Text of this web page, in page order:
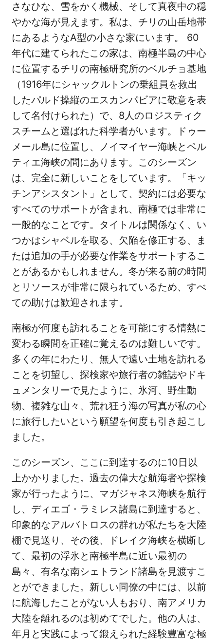
さなひな、雪をかく機械、そして真夜中の穏
やかな海が見えます。私は、チリの山岳地帯
にあるようなA型の小さな家にいます。 60
年代に建てられたこの家は、南極半島の中心
に位置するチリの南極研究所のベルチョ基地
（1916年にシャックルトンの乗組員を救出
したパルド操縦のエスカンパビアに敬意を表
して名付けられた）で、8人のロジスティク
スチームと選ばれた科学者がいます。ドゥー
メール島に位置し、ノイマイヤー海峡とペル
ティエ海峡の間にあります。このシーズン
は、完全に新しいことをしています。「キッ
チンアシスタント」として、契約には必要な
すべてのサポートが含まれ、南極では非常に
一般的なことです。タイトルは関係なく、い
つかはシャベルを取る、欠陥を修正する、ま
たは追加の手が必要な作業をサポートするこ
とがあるかもしれません。冬が来る前の時間
とリソースが非常に限られているため、すべ
ての助けは歓迎されます。
南極が何度も訪れることを可能にする情熱に
変わる瞬間を正確に覚えるのは難しいです。
多くの年にわたり、無人で遠い土地を訪れる
ことを切望し、探検家や旅行者の雑誌やドキ
ュメンタリーで見たように、氷河、野生動
物、複雑な山々、荒れ狂う海の写真が私の心
に旅行したいという願望を何度も引き起こし
ました。
このシーズン、ここに到達するのに10日以
上かかりました。過去の偉大な航海者や探検
家が行ったように、マガジャネス海峡を航行
し、ディエゴ・ラミレス諸島に到達すると、
印象的なアルバトロスの群れが私たちを大陸
棚で見送り、その後、ドレイク海峡を横断し
て、最初の浮氷と南極半島に近い最初の
島々、有名な南シェトランド諸島を見渡すこ
とができました。新しい同僚の中には、以前
に航海したことがない人もおり、南アメリカ
大陸を離れるのは初めてでした。他の人は、
年月と実践によって鍛えられた経験豊富な極